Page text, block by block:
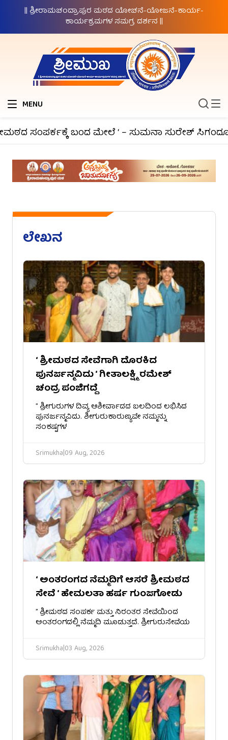
|| ಶ್ರೀರಾಮಚಂದ್ರಾಪುರ ಮಠದ ಯೋಚನೆ-ಯೋಜನೆ-ಕಾರ್ಯ-
ಕಾರ್ಯಕ್ರಮಗಳ ಸಮಗ್ರ ದರ್ಶನ ||
MENU
ಬಂದ ಮೇಲೆ ‘ – ಸುಮನಾ ಸುರೇಶ್ ಸಿಗಂದೂರು
ಲೇಖನ
‘ ಶ್ರೀಮಠದ ಸೇವೆಗಾಗಿ ದೊರಕಿದ
ಪುನರ್ಜನ್ಮವಿದು ‘ ಗೀತಾಲಕ್ಷ್ಮಿ ರಮೇಶ್
ಚಂದ್ರ ಪಂಜಿಗದ್ದೆ
​” ಶ್ರೀಗುರುಗಳ ದಿವ್ಯ ಆಶೀರ್ವಾದದ ಬಲದಿಂದ ಲಭಿಸಿದ
ಪುನರ್ಜನ್ಮವಿದು. ಶೀಗುರುಕಾರುಣ್ಯವೇ ನಮ್ಮನ್ನು
ಸಂಕಷ್ಟಗಳ
Srimukha|09 Aug, 2026
‘ ಅಂತರಂಗದ ನೆಮ್ಮದಿಗೆ ಆಸರೆ ಶ್ರೀಮಠದ
ಸೇವೆ ‘ ಹೇಮಲತಾ ಹರ್ಷ ಗುಂಜಗೋಡು
​” ಶ್ರೀಮಠದ ಸಂಪರ್ಕ ಮತ್ತು ನಿರಂತರ ಸೇವೆಯಿಂದ
ಅಂತರಂಗದಲ್ಲಿ ನೆಮ್ಮದಿ ಮೂಡುತ್ತದೆ. ಶ್ರೀಗುರುಸೇವೆಯ
Srimukha|03 Aug, 2026